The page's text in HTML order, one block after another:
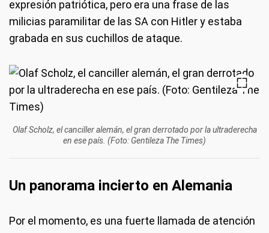
expresión patriótica, pero era una frase de las
milicias paramilitar de las SA con Hitler y estaba
grabada en sus cuchillos de ataque.
Olaf Scholz, el canciller alemán, el gran derrotado por la ultraderecha
en ese país. (Foto: Gentileza The Times)
Un panorama incierto en Alemania
Por el momento, es una fuerte llamada de atención